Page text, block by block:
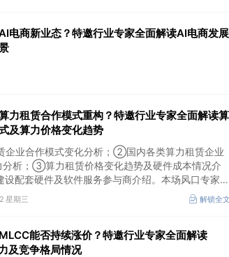
电商新业态？特邀行业专家全面解读AI电商发展
力租赁合作模式重构？特邀行业专家全面解读算
及算力价格变化趋势
业合作模式变化分析；②国内各类算力租赁企业
分析；③算力租赁价格变化趋势及硬件成本情况介
配套硬件及软件服务参与商介绍。本场风口专家会
）19:00举行，特邀行业专家全面解读算力租赁企业
化趋势。
星期三 解锁全
能否持续涨价？特邀行业专家全面解读
及竞争格局情况